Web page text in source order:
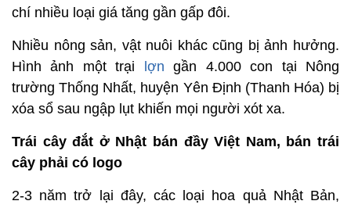
chí nhiều loại giá tăng gần gấp đôi.
Nhiều nông sản, vật nuôi khác cũng bị ảnh hưởng.
Hình ảnh một trại
lợn gần 4.000 con tại Nông
trường Thống Nhất, huyện Yên Định (Thanh Hóa) bị
xóa sổ sau ngập lụt khiến mọi người xót xa.
Trái cây đắt ở Nhật bán đầy Việt Nam, bán trái
cây phải có logo
2-3 năm trở lại đây, các loại hoa quả Nhật Bản,